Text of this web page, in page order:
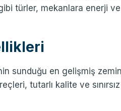
türler, mekanlara enerji ve
sunduğu en gelişmiş
tutarlı kalite ve